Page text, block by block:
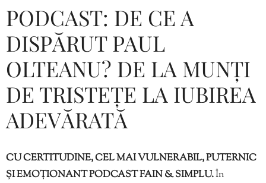
PODCAST: DE CE A
DISPĂRUT PAUL
OLTEANU? DE LA MUNȚI
DE TRISTEȚE LA IUBIREA
ADEVĂRATĂ
CU CERTITUDINE, CEL MAI VULNERABIL, PUTERNIC
ȘI EMOȚIONANT PODCAST FAIN & SIMPLU.În